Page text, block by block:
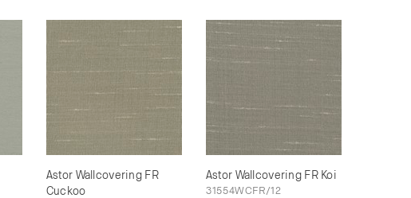
Astor Wallcovering FR
Cuckoo
Astor Wallcovering FR Koi
31554WCFR/12